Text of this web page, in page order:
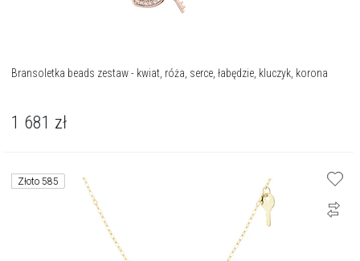
Bransoletka beads zestaw - kwiat, róża, serce, łabędzie, kluczyk, korona
1 681 zł
Złoto 585